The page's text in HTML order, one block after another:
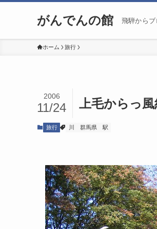
がんでんの館 飛騨から
ホーム 旅行
上毛からっ
2006
11/24
旅行 川 群馬県 駅